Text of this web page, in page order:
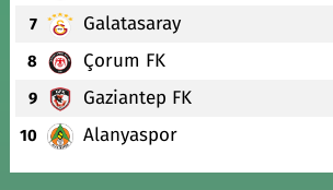
7 Galatasaray
8 Çorum FK
9 Gaziantep FK
10 Alanyaspor